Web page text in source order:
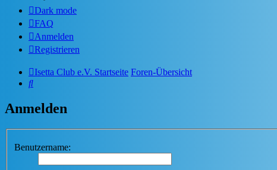
Dark mode
FAQ
Anmelden
Registrieren
Isetta Club e.V. Startseite Foren-Übersicht
Suche
Anmelden
Benutzername: